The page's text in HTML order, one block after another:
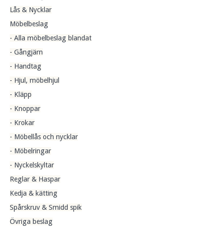
Lås & Nycklar
Möbelbeslag
- Alla möbelbeslag blandat
- Gångjärn
- Handtag
- Hjul, möbelhjul
- Kläpp
- Knoppar
- Krokar
- Möbellås och nycklar
- Möbelringar
- Nyckelskyltar
Reglar & Haspar
Kedja & kätting
Spårskruv & Smidd spik
Övriga beslag